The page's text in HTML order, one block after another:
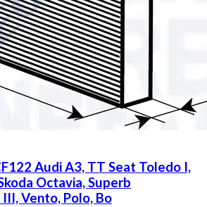
Audi A3, TT Seat Toledo I,
Octavia, Superb
Vento, Polo, Bo